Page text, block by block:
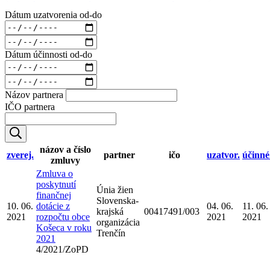
Dátum uzatvorenia od-do
Dátum účinnosti od-do
Názov partnera
IČO partnera
zverej.
názov a číslo
zmluvy
partner ičo uzatvor.
10. 06.
2021
Zmluva o
poskytnutí
finančnej
dotácie z
rozpočtu obce
Košeca v roku
2021
4/2021/ZoPD
Únia žien
Slovenska-
krajská
organizácia
Trenčín
00417491/003
04. 06.
2021
11. 06.
2021